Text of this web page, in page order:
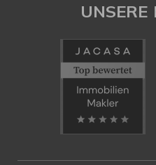
UNSERE